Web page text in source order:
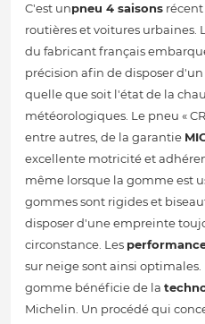
C'est unpneu 4 saisons
routières et voitures urbaines.
du fabricant français
précision afin de disposer
quelle que soit l'état de la
météorologiques. Le pneu «
entre autres, de la garantie
excellente motricité et
même lorsque la gomme est
gommes sont rigides et
disposer d'une empreinte
circonstance. Les
sur neige sont ainsi
gomme bénéficie de la
Michelin. Un procédé qui